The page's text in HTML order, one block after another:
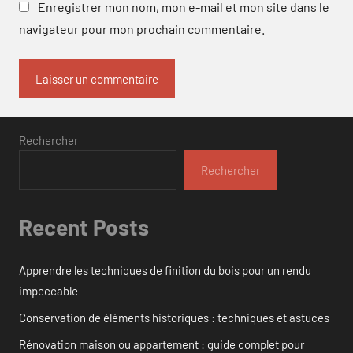
Enregistrer mon nom, mon e-mail et mon site dans le
navigateur pour mon prochain commentaire.
Rechercher
Rechercher
Recent Posts
Apprendre les techniques de finition du bois pour un rendu
impeccable
Conservation de éléments historiques : techniques et astuces
Rénovation maison ou appartement : guide complet pour